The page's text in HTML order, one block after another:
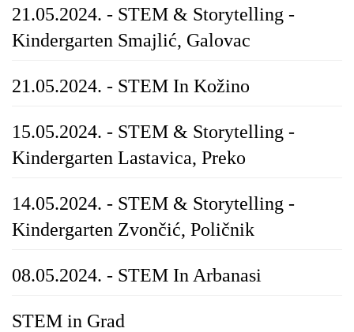
21.05.2024. - STEM & Storytelling -
Kindergarten Smajlić, Galovac
21.05.2024. - STEM In Kožino
15.05.2024. - STEM & Storytelling -
Kindergarten Lastavica, Preko
14.05.2024. - STEM & Storytelling -
Kindergarten Zvončić, Poličnik
08.05.2024. - STEM In Arbanasi
STEM in Grad